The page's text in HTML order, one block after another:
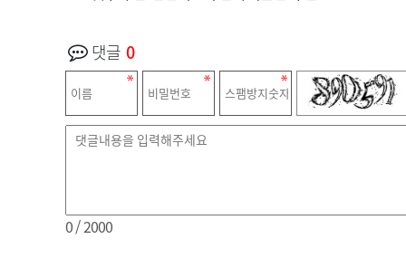
댓글 0
0/ 2000